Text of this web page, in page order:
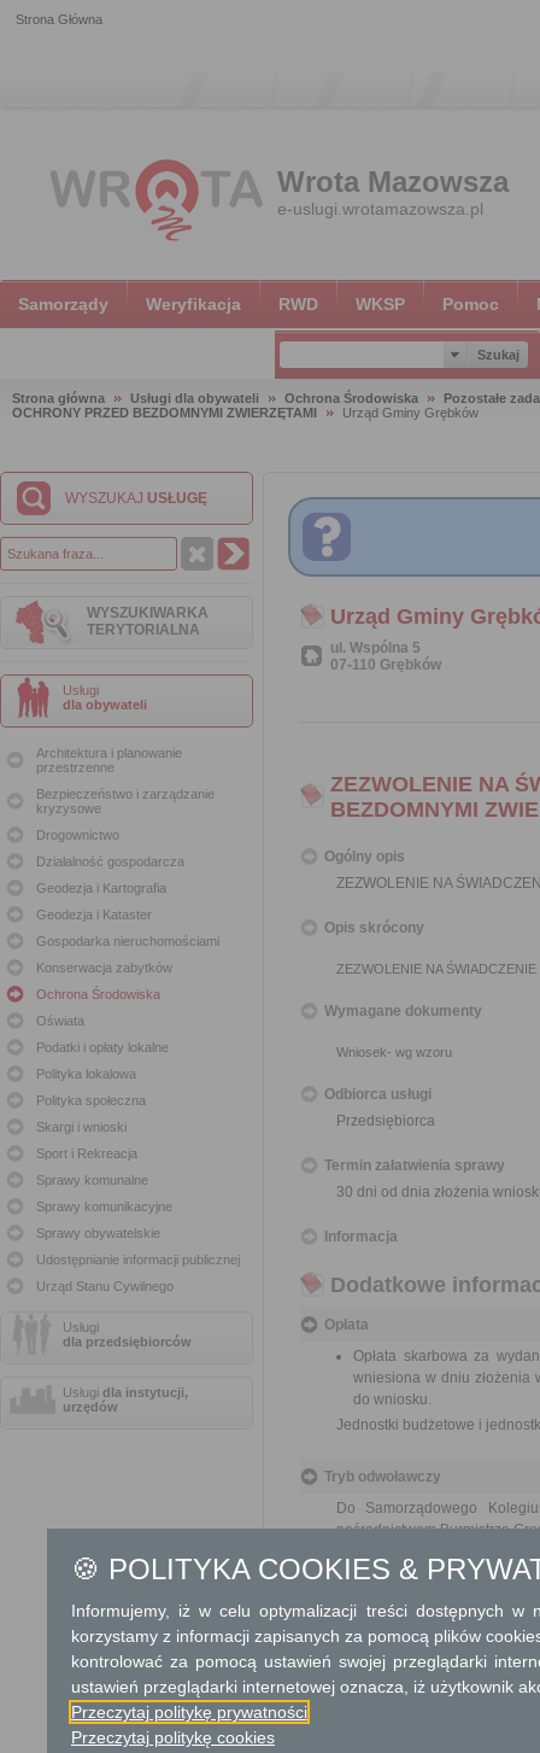
Strona Główna
Wrota Mazowsza
e-uslugi.wrotamazowsza.pl
Samorządy Weryfikacja RWD WKSP Pomoc
Strona główna Usługi dla obywateli Ochrona Środowiska
Pozostałe
OCHRONY PRZED BEZDOMNYMI ZWIERZĘTAMI
Urząd Gminy Grębków
WYSZUKAJ USŁUGĘ
WYSZUKIWARKA
TERYTORIALNA
Usługi
dla obywateli
Architektura i planowanie
przestrzenne
Bezpieczeństwo i zarządzanie
kryzysowe
Drogownictwo
Działalność gospodarcza
Geodezja i Kartografia
Geodezja i Kataster
Gospodarka nieruchomościami
Konserwacja zabytków
Ochrona Środowiska
Oświata
Podatki i opłaty lokalne
Polityka lokalowa
Polityka społeczna
Skargi i wnioski
Sport i Rekreacja
Sprawy komunalne
Sprawy komunikacyjne
Sprawy obywatelskie
Udostępnianie informacji publicznej
Urząd Stanu Cywilnego
Usługi
dla przedsiębiorców
Usługi dla instytucji,
urzędów
Urząd Gminy
ul. Wspólna 5
07-110 Grębków
ZEZWOLENIE NA
BEZDOMNYMI
Ogólny opis
ZEZWOLENIE NA
Opis skrócony
ZEZWOLENIE NA
Wymagane dokumenty
Wniosek- wg wzoru
Odbiorca usługi
Przedsiębiorca
Termin załatwienia sprawy
30 dni od dnia złożenia
Informacja
Dodatkowe
Opłata
Opłata skarbowa za
wniesiona w dniu złożenia
do wniosku.
Jednostki budżetowe i
Tryb odwoławczy
Do Samorządowego
pośrednictwem Burmistrza
Skargi i wnioski
------------------
Informacje dodatkowe
Do uzyskania zezwolenia
🍪 POLITYKA COOKIES &
Informujemy, iż w celu optymalizacji treści dostępnych w
korzystamy z informacji zapisanych za pomocą plików
kontrolować za pomocą ustawień swojej przeglądarki
ustawień przeglądarki internetowej oznacza, iż użytkownik
Przeczytaj politykę prywatności
Przeczytaj politykę cookies